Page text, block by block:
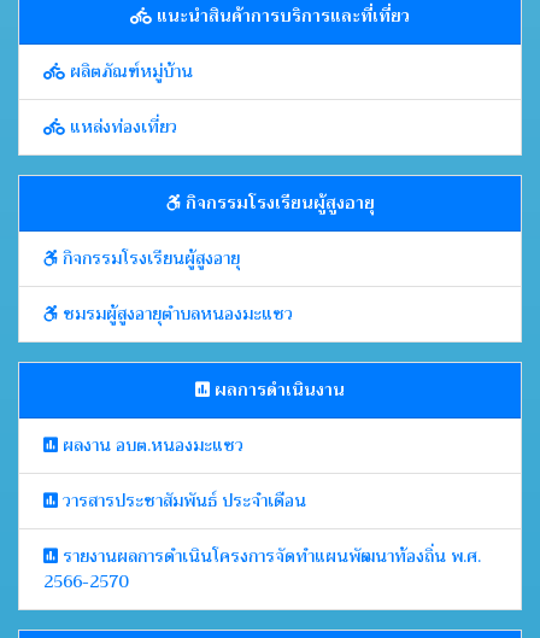
แนะนำสินค้าการบริการและที่เที่ยว
ผลิตภัณฑ์หมู่บ้าน
แหล่งท่องเที่ยว
กิจกรรมโรงเรียนผู้สูงอายุ
กิจกรรมโรงเรียนผู้สูงอายุ
ชมรมผู้สูงอายุตำบลหนองมะแซว
ผลการดำเนินงาน
ผลงาน อบต.หนองมะแซว
วารสารประชาสัมพันธ์ ประจำเดือน
รายงานผลการดำเนินโครงการจัดทำแผนพัฒนาท้องถิ่น พ.ศ.
2566-2570